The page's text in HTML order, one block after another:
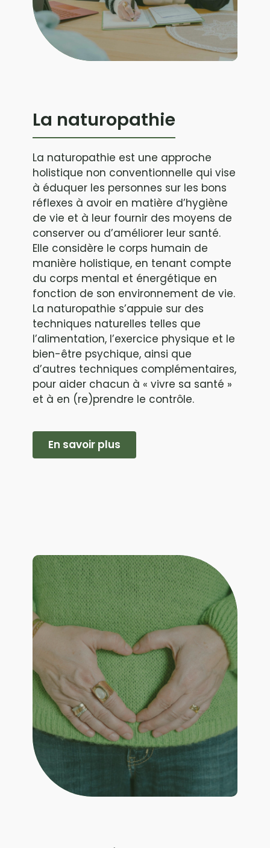
La naturopathie
La naturopathie est une approche
holistique non conventionnelle qui vise
à éduquer les personnes sur les bons
réflexes à avoir en matière d’hygiène
de vie et à leur fournir des moyens de
conserver ou d’améliorer leur santé.
Elle considère le corps humain de
manière holistique, en tenant compte
du corps mental et énergétique en
fonction de son environnement de vie.
La naturopathie s’appuie sur des
techniques naturelles telles que
l’alimentation, l’exercice physique et le
bien-être psychique, ainsi que
d’autres techniques complémentaires,
pour aider chacun à « vivre sa santé »
et à en (re)prendre le contrôle.
En savoir plus